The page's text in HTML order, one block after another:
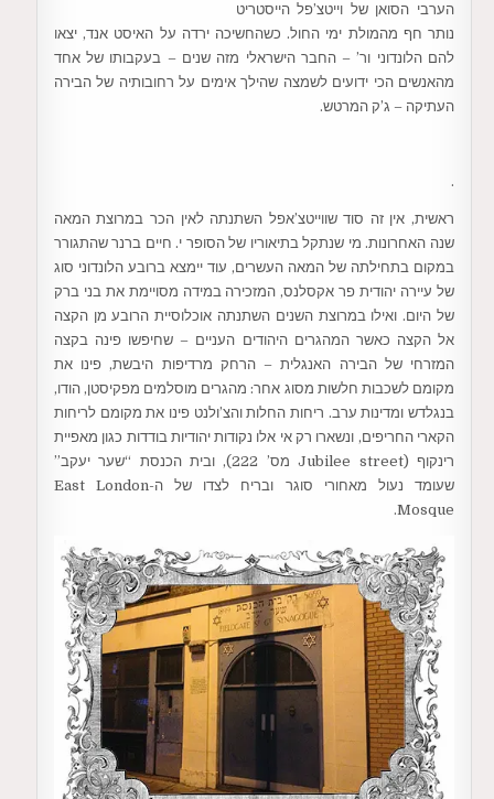
הערבי הסואן של וייטצ’פל הייסטריט
נותר חף מהמולת ימי החול. כשהחשיכה ירדה על האיסט אנד, יצאו
להם הלונדוני ור’ – החבר הישראלי מזה שנים – בעקבותו של אחד
מהאנשים הכי ידועים לשמצה שהילך אימים על רחובותיה של הבירה
העתיקה – ג’ק המרטש.
.
ראשית, אין זה סוד שווייטצ’אפל השתנתה לאין הכר במרוצת המאה
שנה האחרונות. מי שנתקל בתיאוריו של הסופר י. חיים ברנר שהתגורר
במקום בתחילתה של המאה העשרים, עוד יימצא ברובע הלונדוני סוג
של עיירה יהודית פר אקסלנס, המזכירה במידה מסויימת את בני ברק
של היום. ואילו במרוצת השנים השתנתה אוכלוסיית הרובע מן הקצה
אל הקצה כאשר המהגרים היהודים העניים – שחיפשו פינה בקצה
המזרחי של הבירה האנגלית – הרחק מרדיפות היבשת, פינו את
מקומם לשכבות חלשות מסוג אחר: מהגרים מוסלמים מפקיסטן, הודו,
בנגלדש ומדינות ערב. ריחות החלות והצ’ולנט פינו את מקומם לריחות
הקארי החריפים, ונשארו רק אי אלו נקודות יהודיות בודדות כגון מאפיית
רינקוף (Jubilee street מס’ 222), ובית הכנסת “שער יעקב”
שעומד נעול מאחורי סוגר ובריח לצדו של ה-East London
Mosque.